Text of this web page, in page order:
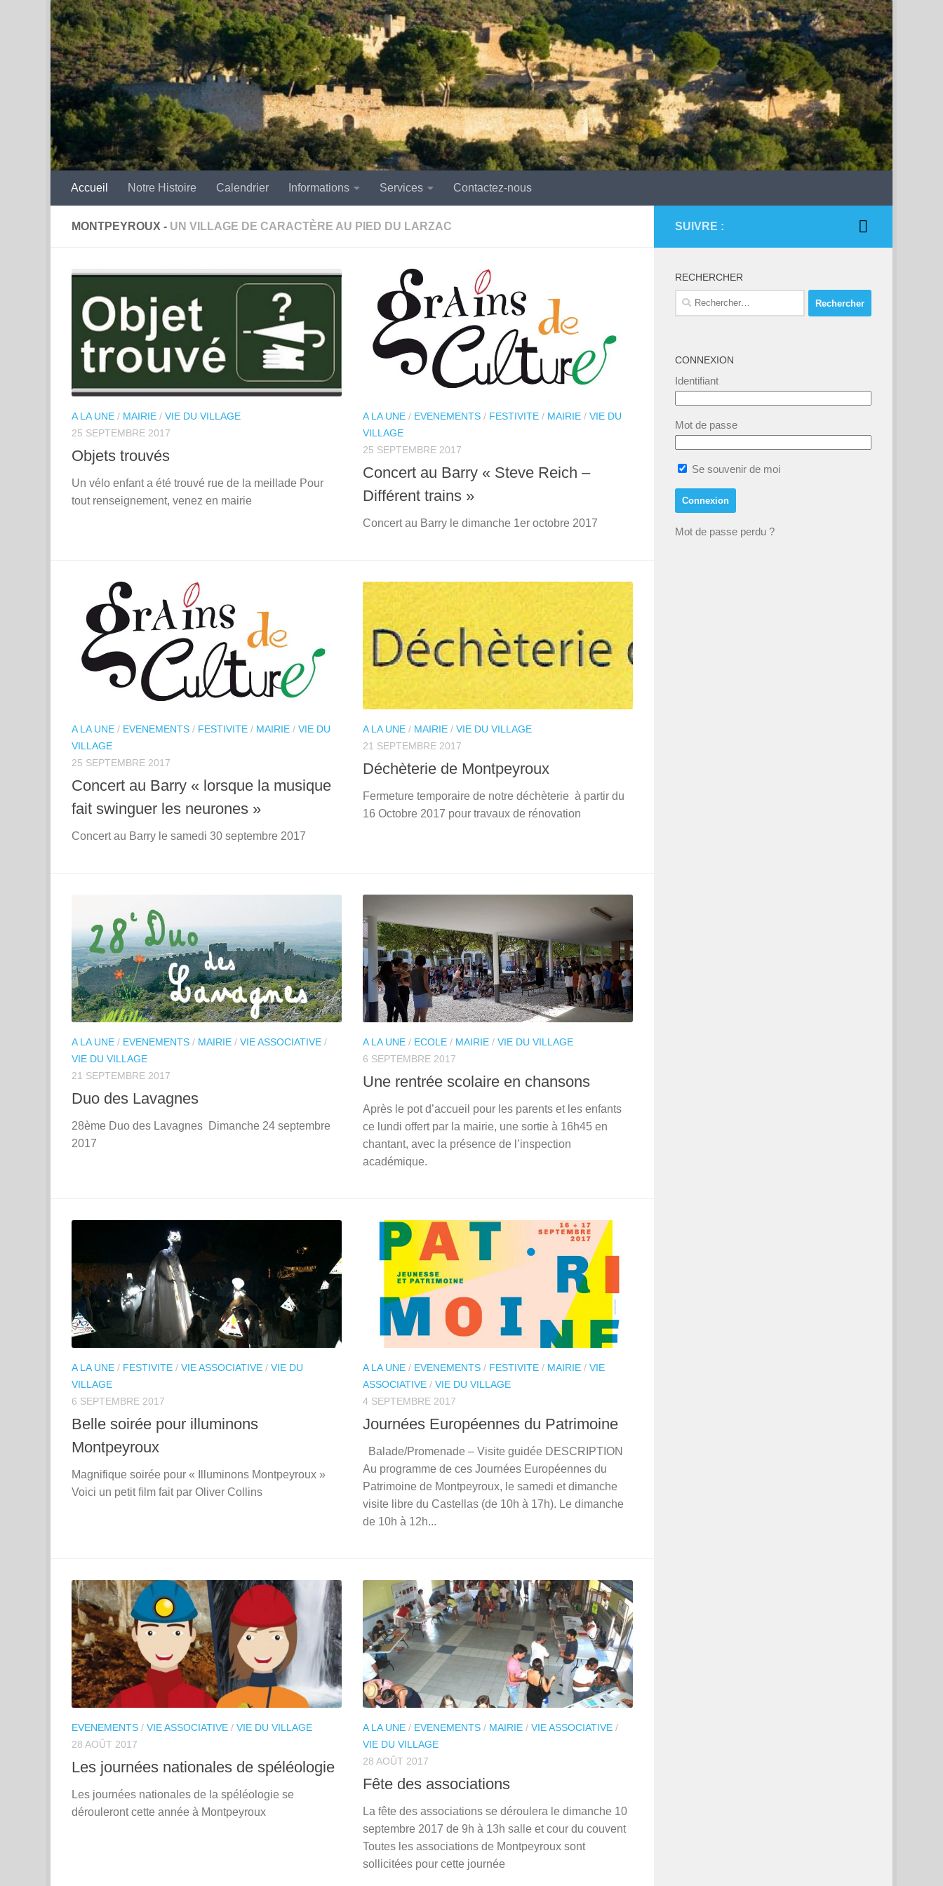
Skip to content
Accueil Notre Histoire Calendrier Informations Services Contactez-nous
MONTPEYROUX - UN VILLAGE DE CARACTÈRE AU PIED DU LARZAC
A LA UNE / MAIRIE / VIE DU VILLAGE
25 SEPTEMBRE 2017
Objets trouvés
Un vélo enfant a été trouvé rue de la meillade Pour
tout renseignement, venez en mairie
A LA UNE / EVENEMENTS / FESTIVITE / MAIRIE / VIE DU
VILLAGE
25 SEPTEMBRE 2017
Concert au Barry « Steve Reich –
Différent trains »
Concert au Barry le dimanche 1er octobre 2017
A LA UNE / EVENEMENTS / FESTIVITE / MAIRIE / VIE DU
VILLAGE
25 SEPTEMBRE 2017
Concert au Barry « lorsque la musique
fait swinguer les neurones »
Concert au Barry le samedi 30 septembre 2017
A LA UNE / MAIRIE / VIE DU VILLAGE
21 SEPTEMBRE 2017
Déchèterie de Montpeyroux
Fermeture temporaire de notre déchèterie à partir du
16 Octobre 2017 pour travaux de rénovation
A LA UNE / EVENEMENTS / MAIRIE / VIE ASSOCIATIVE /
VIE DU VILLAGE
21 SEPTEMBRE 2017
Duo des Lavagnes
28ème Duo des Lavagnes Dimanche 24 septembre
2017
A LA UNE / ECOLE / MAIRIE / VIE DU VILLAGE
6 SEPTEMBRE 2017
Une rentrée scolaire en chansons
Après le pot d’accueil pour les parents et les enfants
ce lundi offert par la mairie, une sortie à 16h45 en
chantant, avec la présence de l’inspection
académique.
A LA UNE / FESTIVITE / VIE ASSOCIATIVE / VIE DU
VILLAGE
6 SEPTEMBRE 2017
Belle soirée pour illuminons
Montpeyroux
Magnifique soirée pour « Illuminons Montpeyroux »
Voici un petit film fait par Oliver Collins
A LA UNE / EVENEMENTS / FESTIVITE / MAIRIE / VIE
ASSOCIATIVE / VIE DU VILLAGE
4 SEPTEMBRE 2017
Journées Européennes du Patrimoine
Balade/Promenade – Visite guidée DESCRIPTION
Au programme de ces Journées Européennes du
Patrimoine de Montpeyroux, le samedi et dimanche
visite libre du Castellas (de 10h à 17h). Le dimanche
de 10h à 12h...
EVENEMENTS / VIE ASSOCIATIVE / VIE DU VILLAGE
28 AOÛT 2017
Les journées nationales de spéléologie
Les journées nationales de la spéléologie se
dérouleront cette année à Montpeyroux
A LA UNE / EVENEMENTS / MAIRIE / VIE ASSOCIATIVE /
VIE DU VILLAGE
28 AOÛT 2017
Fête des associations
La fête des associations se déroulera le dimanche 10
septembre 2017 de 9h à 13h salle et cour du couvent
Toutes les associations de Montpeyroux sont
sollicitées pour cette journée
SUIVRE :
RECHERCHER
Rechercher :
CONNEXION
Identifiant
Mot de passe
Se souvenir de moi
Mot de passe perdu ?